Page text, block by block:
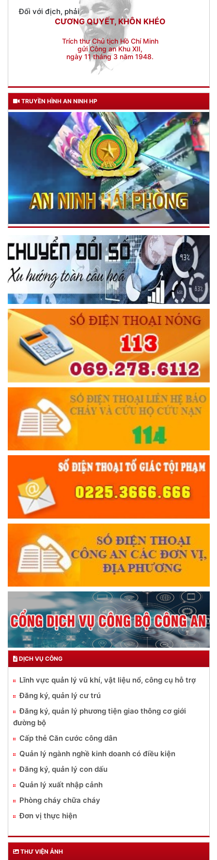
Trích thư Chủ tịch Hồ Chí Minh
gửi Công an Khu XII,
ngày 11 tháng 3 năm 1948.
TRUYỀN HÌNH AN NINH HP
DỊCH VỤ CÔNG
Lĩnh vực quản lý vũ khí, vật liệu nổ, công cụ hỗ trợ
Đăng ký, quản lý cư trú
Đăng ký, quản lý phương tiện giao thông cơ giới
đường bộ
Cấp thẻ Căn cước công dân
Quản lý ngành nghề kinh doanh có điều kiện
Đăng ký, quản lý con dấu
Quản lý xuất nhập cảnh
Phòng cháy chữa cháy
Đơn vị thực hiện
THƯ VIỆN ẢNH